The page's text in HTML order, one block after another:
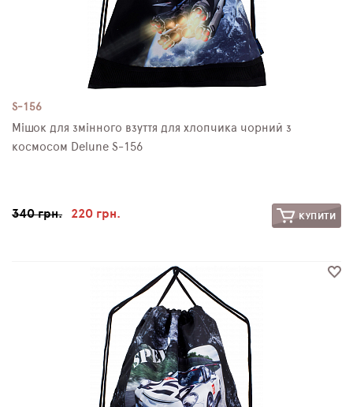
S-156
Мішок для змінного взуття для хлопчика чорний з
космосом Delune S-156
340 грн. 220 грн. КУПИТИ